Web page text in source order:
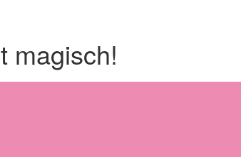
magisch!